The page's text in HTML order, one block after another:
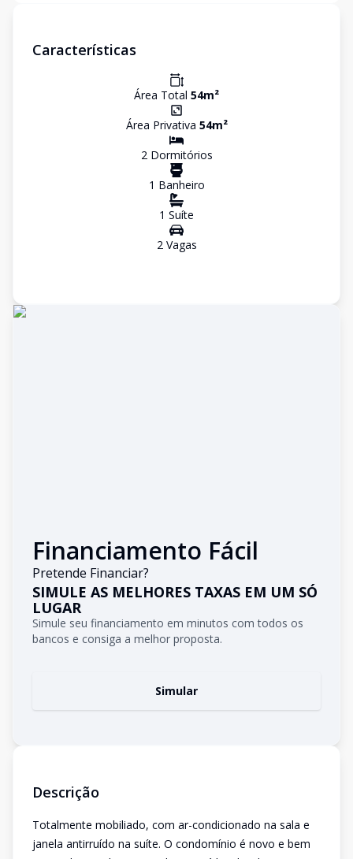
Características
Área Total 54m²
Área Privativa 54m²
2Dormitórios
1 Banheiro
1 Suíte
2Vagas
Financiamento Fácil
Pretende Financiar?
SIMULE AS MELHORES TAXAS EM UM SÓ
LUGAR
Simule seu financiamento em minutos com todos os
bancos e consiga a melhor proposta.
Simular
Descrição
Totalmente mobiliado, com ar-condicionado na sala e
janela antirruído na suíte. O condomínio é novo e bem